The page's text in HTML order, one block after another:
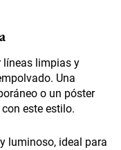
líneas limpias y
Una
o un póster
este estilo.
luminoso, ideal para